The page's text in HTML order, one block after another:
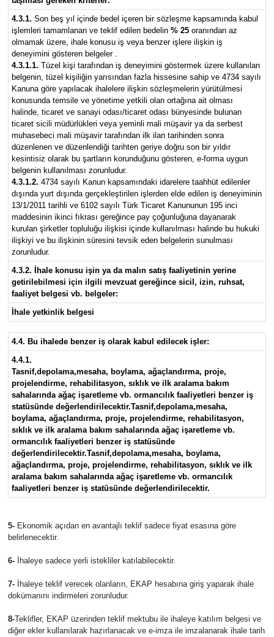
4.3.1. Son beş yıl içinde bedel içeren bir sözleşme kapsamında kabul
işlemleri tamamlanan ve teklif edilen bedelin % 25oranından az
olmamak üzere, ihale konusu iş veya benzer işlere ilişkin iş
deneyimini gösteren belgeler .
4.3.1.1. Tüzel kişi tarafından iş deneyimini göstermek üzere kullanılan
belgenin, tüzel kişiliğin yarısından fazla hissesine sahip ve 4734 sayılı
Kanuna göre yapılacak ihalelere ilişkin sözleşmelerin yürütülmesi
konusunda temsile ve yönetime yetkili olan ortağına ait olması
halinde, ticaret ve sanayi odası/ticaret odası bünyesinde bulunan
ticaret sicili müdürlükleri veya yeminli mali müşavir ya da serbest
muhasebeci mali müşavir tarafından ilk ilan tarihinden sonra
düzenlenen ve düzenlendiği tarihten geriye doğru son bir yıldır
kesintisiz olarak bu şartların korunduğunu gösteren, e-forma uygun
belgenin kullanılması zorunludur.
4.3.1.2. 4734 sayılı Kanun kapsamındaki idarelere taahhüt edilenler
dışında yurt dışında gerçekleştirilen işlerden elde edilen iş deneyiminin
13/1/2011 tarihli ve 6102 sayılı Türk Ticaret Kanununun 195 inci
maddesinin ikinci fıkrası gereğince pay çoğunluğuna dayanarak
kurulan şirketler topluluğu ilişkisi içinde kullanılması halinde bu hukuki
ilişkiyi ve bu ilişkinin süresini tevsik eden belgelerin sunulması
zorunludur.
4.3.2. İhale konusu işin ya da malın satış faaliyetinin yerine
getirilebilmesi için ilgili mevzuat gereğince sicil, izin, ruhsat,
faaliyet belgesi vb. belgeler:
İhale yetkinlik belgesi
4.4. Bu ihalede benzer iş olarak kabul edilecek işler:
4.4.1.
Tasnif,depolama,mesaha, boylama, ağaçlandırma, proje,
projelendirme, rehabilitasyon, sıklık ve ilk aralama bakım
sahalarında ağaç işaretleme vb. ormancılık faaliyetleri benzer iş
statüsünde değerlendirilecektir.Tasnif,depolama,mesaha,
boylama, ağaçlandırma, proje, projelendirme, rehabilitasyon,
sıklık ve ilk aralama bakım sahalarında ağaç işaretleme vb.
ormancılık faaliyetleri benzer iş statüsünde
değerlendirilecektir.Tasnif,depolama,mesaha, boylama,
ağaçlandırma, proje, projelendirme, rehabilitasyon, sıklık ve ilk
aralama bakım sahalarında ağaç işaretleme vb. ormancılık
faaliyetleri benzer iş statüsünde değerlendirilecektir.
5-Ekonomik açıdan en avantajlı teklif sadece fiyat esasına göre
belirlenecektir.
6-İhaleye sadece yerli istekliler katılabilecektir.
7-İhaleye teklif verecek olanların, EKAP hesabına giriş yaparak ihale
dokümanını indirmeleri zorunludur.
8-Teklifler, EKAP üzerinden teklif mektubu ile ihaleye katılım belgesi ve
diğer ekler kullanılarak hazırlanacak ve e-imza ile imzalanarak ihale tarih